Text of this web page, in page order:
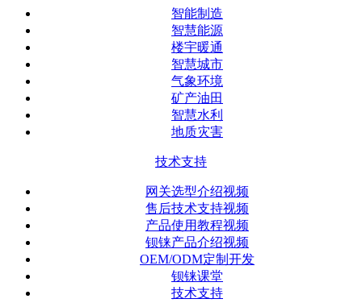
智能制造
智慧能源
楼宇暖通
智慧城市
气象环境
矿产油田
智慧水利
地质灾害
技术支持
网关选型介绍视频
售后技术支持视频
产品使用教程视频
钡铼产品介绍视频
OEM/ODM定制开发
钡铼课堂
技术支持